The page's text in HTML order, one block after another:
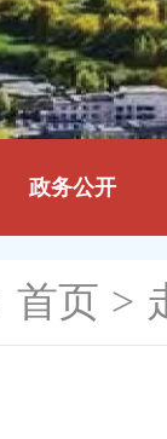
政务公开
首页 >